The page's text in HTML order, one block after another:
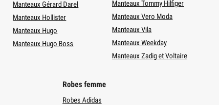
Manteaux Gérard Darel
Manteaux Hollister
Manteaux Hugo
Manteaux Hugo Boss
Manteaux Tommy Hilfiger
Manteaux Vero Moda
Manteaux Vila
Manteaux Weekday
Manteaux Zadig et Voltaire
Robes femme
Robes Adidas